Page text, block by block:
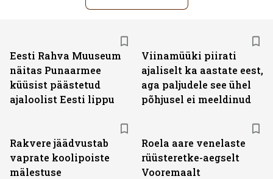
Eesti Rahva Muuseum
näitas Punaarmee
küüsist päästetud
ajaloolist Eesti lippu
Viinamüüki piirati
ajaliselt ka aastate eest,
aga paljudele see ühel
põhjusel ei meeldinud
Rakvere jäädvustab
vaprate koolipoiste
mälestuse
Roela aare venelaste
rüüsteretke-aegselt
Vooremaalt